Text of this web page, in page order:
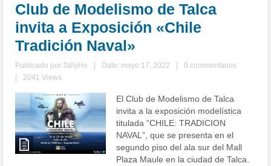
Club de Modelismo de Talca
invita a Exposición «Chile
Tradición Naval»
Publicado porTallyHo Date: mayo 17, 2022
0 commentarios
2041 Views
El Club de Modelismo de Talca
invita a la exposición modelística
titulada “CHILE: TRADICION
NAVAL”, que se presenta en el
segundo piso del ala sur del Mall
Plaza Maule en la ciudad de Talca.